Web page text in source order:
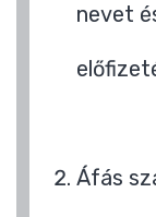
nevet
Áfás